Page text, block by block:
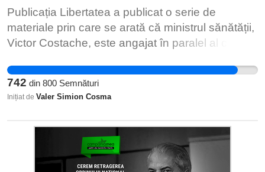
Publicația Libertatea a publicat o serie de
materiale prin care se arată că ministrul sănătății,
Victor Costache, este angajat în paralel al clinicii
netransparent o serie de modificări legislative în
favoarea clinicii cu care are contract și a altor
clinici private din rândul cărora a cooptat oameni
dezbatere publică vizează direcționarea unor
fonduri substanțiale către clinicile private și
afectează profund accesul la îngrijire medicală
742 din 800 Semnături
Inițiat de Valer Simion Cosma